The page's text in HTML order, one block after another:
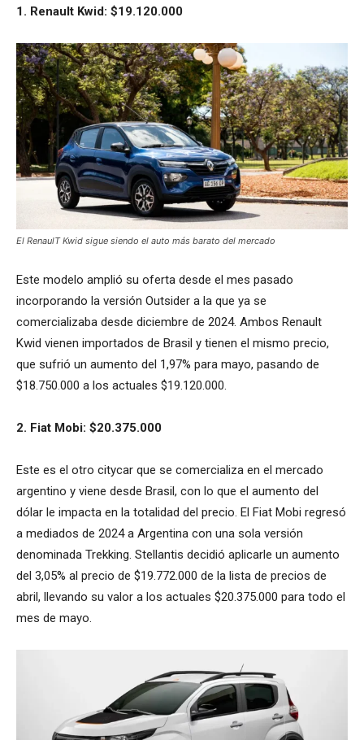
1. Renault Kwid: $19.120.000
El RenaulT Kwid sigue siendo el auto más barato del mercado
Este modelo amplió su oferta desde el mes pasado
incorporando la versión Outsider a la que ya se
comercializaba desde diciembre de 2024. Ambos Renault
Kwid vienen importados de Brasil y tienen el mismo precio,
que sufrió un aumento del 1,97% para mayo, pasando de
$18.750.000 a los actuales $19.120.000.
2. Fiat Mobi: $20.375.000
Este es el otro citycar que se comercializa en el mercado
argentino y viene desde Brasil, con lo que el aumento del
dólar le impacta en la totalidad del precio. El Fiat Mobi regresó
a mediados de 2024 a Argentina con una sola versión
denominada Trekking. Stellantis decidió aplicarle un aumento
del 3,05% al precio de $19.772.000 de la lista de precios de
abril, llevando su valor a los actuales $20.375.000 para todo el
mes de mayo.